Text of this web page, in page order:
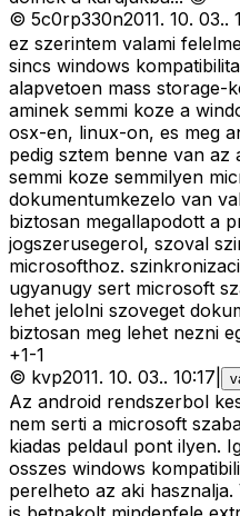
© 5c0rp330n2011. 10. 03..
ez szerintem valami
sincs windows
alapvetoen mass storage-
aminek semmi koze a
osx-en, linux-on, es meg
pedig sztem benne van az
semmi koze semmilyen
dokumentumkezelo van
biztosan megallapodott a
jogszerusegerol, szoval
microsofthoz.
ugyanugy sert microsoft
lehet jelolni szoveget
biztosan meg lehet nezni
+1-1
© kvp2011. 10. 03.. 10:17
Az android rendszerbol
nem serti a microsoft
kiadas peldaul pont ilyen.
osszes windows
perelheto az aki